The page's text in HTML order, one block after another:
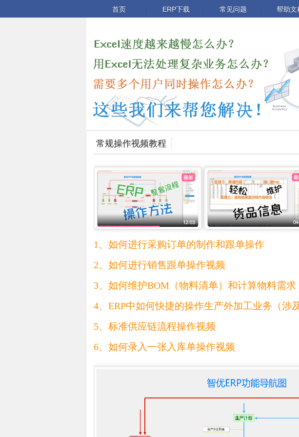
首页 ERP下载 常见问题 帮助文
常规操作视频教程
1、如何进行采购订单的制作和跟单操作
2、如何进行销售跟单操作视频
3、如何维护BOM（物料清单）和计算物料需
4、ERP中如何快捷的操作生产外加工业务（涉
5、标准供应链流程操作视频
6、如何录入一张入库单操作视频